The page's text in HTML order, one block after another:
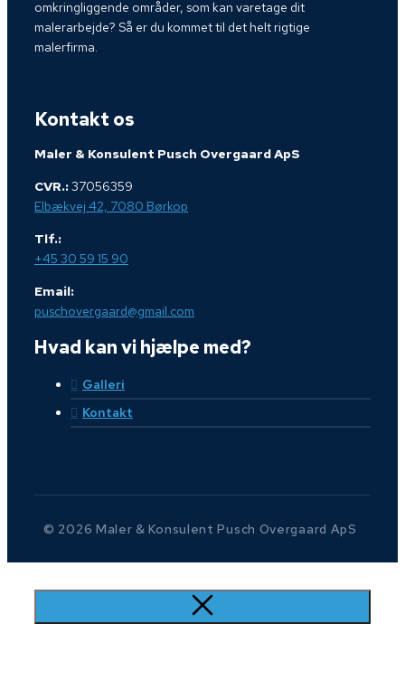
omkringliggende områder, som kan varetage dit
malerarbejde? Så er du kommet til det helt rigtige
malerfirma.
Kontakt os
Maler & Konsulent Pusch Overgaard ApS
CVR.:37056359
Elbækvej 42, 7080 Børkop
Tlf.:
+45 30 59 15 90
Email:
puschovergaard@gmail.com
Hvad kan vi hjælpe med?
Galleri
Kontakt
© 2026 Maler & Konsulent Pusch Overgaard ApS